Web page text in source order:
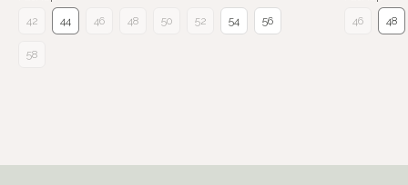
42
44 46 48 50 52 54 56
58
46
48